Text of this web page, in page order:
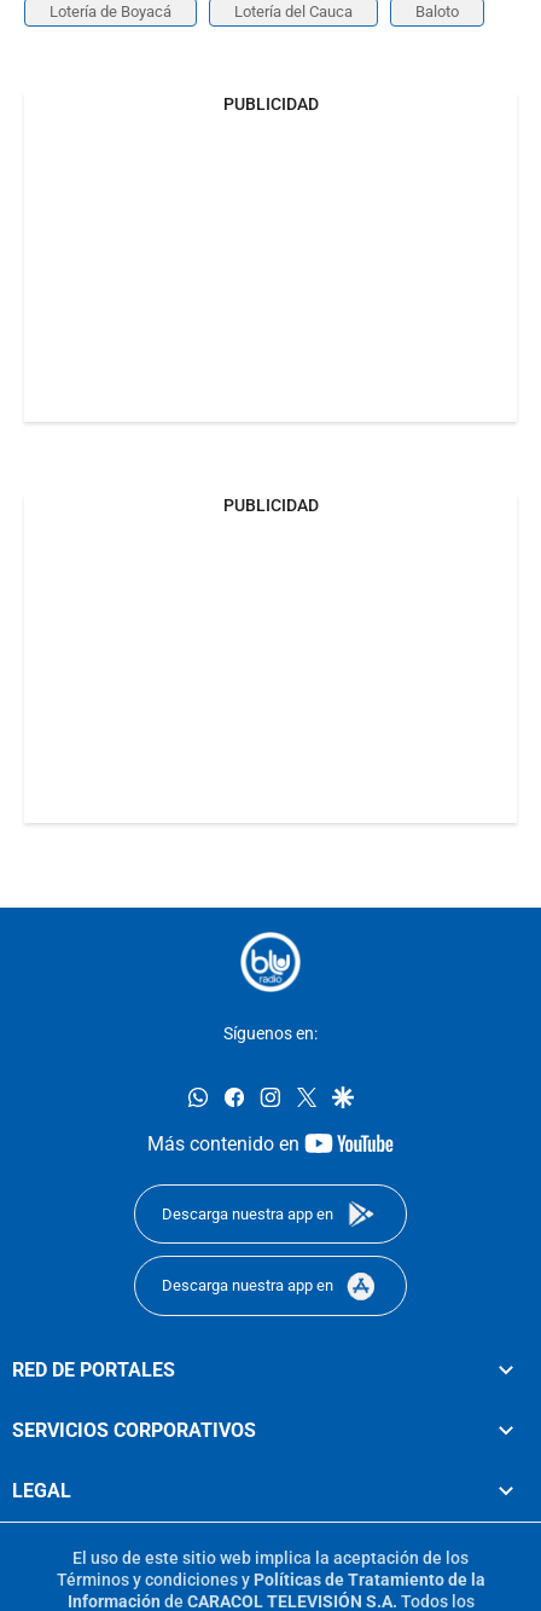
Lotería de Boyacá Lotería del Cauca Baloto
PUBLICIDAD
PUBLICIDAD
Síguenos en:
whatsappfacebookinstagram
twittergoogle
Más contenido en
youtube-
Descarga nuestra app en
Descarga nuestra app en
RED DE PORTALES
SERVICIOS CORPORATIVOS
LEGAL
El uso de este sitio web implica la aceptación de los
Términos y condicionesy Políticas de Tratamiento de la
Información de CARACOL TELEVISIÓN S.A. Todos los